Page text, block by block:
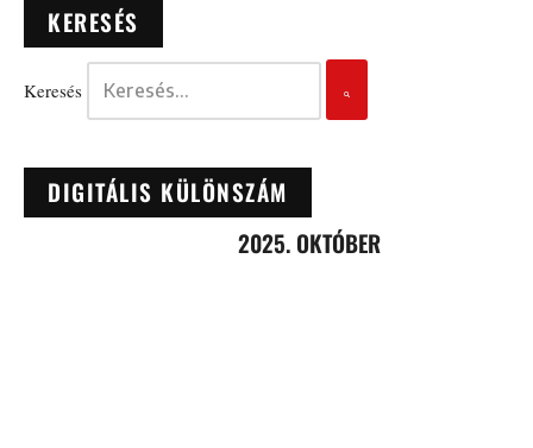
KERESÉS
Keresés
DIGITÁLIS KÜLÖNSZÁM
2025. OKTÓBER